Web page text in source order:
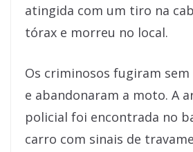
atingida com um tiro na
tórax e morreu no local.
Os criminosos fugiram sem
e abandonaram a moto. A
policial foi encontrada no
carro com sinais de